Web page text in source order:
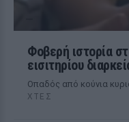
Φοβερή ιστορία
εισιτηρίου
Οπαδός από κούνια
ΧΤΕΣ